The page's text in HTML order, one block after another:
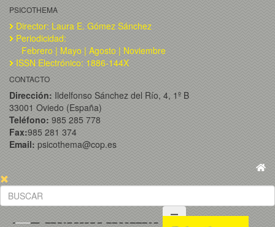
PSICOTHEMA
Director: Laura E. Gómez Sánchez
Periodicidad:
Febrero | Mayo | Agosto | Noviembre
ISSN Electrónico: 1886-144X
CONTACTO
Dirección: Ildelfonso Sánchez del Río, 4, 1º B
33001 Oviedo (España)
Teléfono: 985 285 778
Fax:985 281 374
Email: psicothema@cop.es